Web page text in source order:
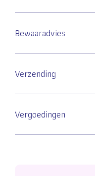
Bewaaradvies
Verzending
Vergoedingen